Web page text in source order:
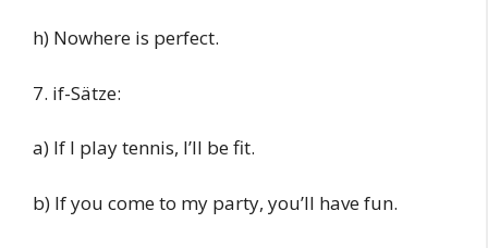
h) Nowhere is perfect.
7. if-Sätze:
a) If I play tennis, I’ll be fit.
b) If you come to my party, you’ll have fun.